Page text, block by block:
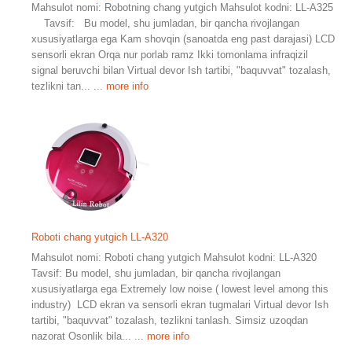
Mahsulot nomi: Robotning chang yutgich Mahsulot kodni: LL-A325
Tavsif: Bu model, shu jumladan, bir qancha rivojlangan
xususiyatlarga ega Kam shovqin (sanoatda eng past darajasi) LCD
sensorli ekran Orqa nur porlab ramz Ikki tomonlama infraqizil
signal beruvchi bilan Virtual devor Ish tartibi, "baquvvat" tozalash,
tezlikni tan...
... more info
Roboti chang yutgich LL-A320
Mahsulot nomi: Roboti chang yutgich Mahsulot kodni: LL-A320
Tavsif: Bu model, shu jumladan, bir qancha rivojlangan
xususiyatlarga ega Extremely low noise ( lowest level among this
industry) LCD ekran va sensorli ekran tugmalari Virtual devor Ish
tartibi, "baquvvat" tozalash, tezlikni tanlash. Simsiz uzoqdan
nazorat Osonlik bila...
... more info